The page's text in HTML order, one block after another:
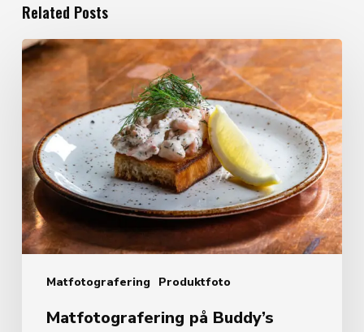
Related Posts
Matfotografering Produktfoto
Matfotografering
på
Buddy’s
Matfotografering på Buddy’s